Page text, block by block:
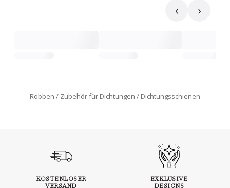
‹ ›
Robben Zubehör für Dichtungen Dichtungsschienen
KOSTENLOSER
VERSAND
EXKLUSIVE
DESIGNS